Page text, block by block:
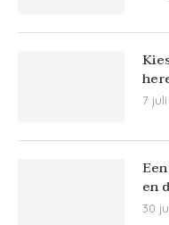
7
en
30